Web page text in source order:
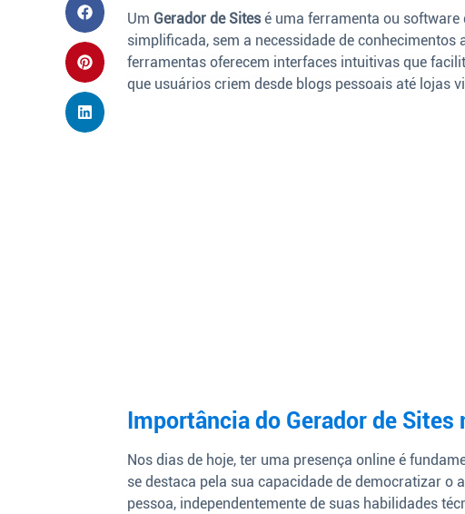
Um Gerador de Sitesé uma ferramenta ou software
simplificada, sem a necessidade de
ferramentas oferecem interfaces intuitivas que
que usuários criem desde blogs pessoais até lojas
Importância do Gerador de
Nos dias de hoje, ter uma presença online é
se destaca pela sua capacidade de democratizar o
pessoa, independentemente de suas habilidades